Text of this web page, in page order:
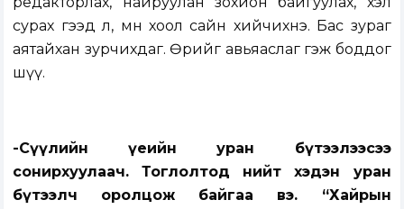
сурах гээд л, мөн хоол сайн хийчихнэ. Бас зураг
аятайхан зурчихдаг. Өөрийгөө авьяаслаг гэж боддог
шүү.
-Сүүлийн үеийн уран бүтээлээсээ
сонирхуулаач. Тоглолтод нийт хэдэн уран
бүтээлч оролцож байгаа вэ. “Хайрын